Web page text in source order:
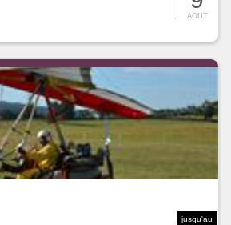
AOUT
jusqu'au